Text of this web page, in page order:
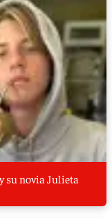
su novia Julieta